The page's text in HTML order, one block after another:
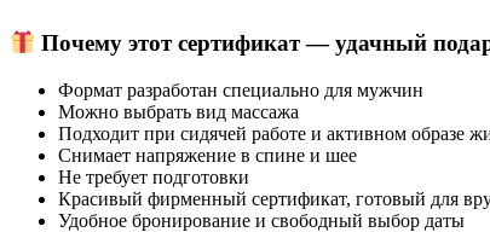
Почему этот сертификат —удачный
Формат разработан специально для мужчин
Можно выбрать вид массажа
Подходит при сидячей работе и активном образе
Снимает напряжение в спине и шее
Не требует подготовки
Красивый фирменный сертификат, готовый для
Удобное бронирование и свободный выбор даты